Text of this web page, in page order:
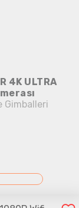
4K ULTRA
Gimballeri